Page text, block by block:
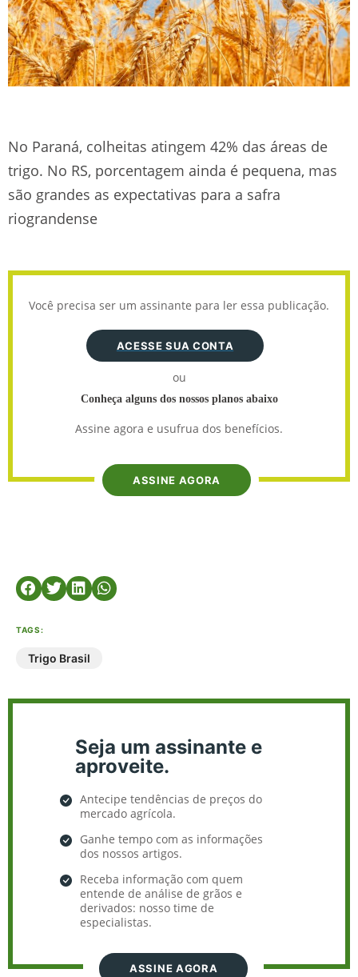
No Paraná, colheitas atingem 42% das áreas de
trigo. No RS, porcentagem ainda é pequena, mas
são grandes as expectativas para a safra
riograndense
Você precisa ser um assinante para ler essa publicação.
ACESSE SUA CONTA
ou
Conheça alguns dos nossos planos abaixo
Assine agora e usufrua dos benefícios.
ASSINE AGORA
TAGS:
Trigo Brasil
Seja um assinante e
aproveite.
Antecipe tendências de preços do
mercado agrícola.
Ganhe tempo com as informações
dos nossos artigos.
Receba informação com quem
entende de análise de grãos e
derivados: nosso time de
especialistas.
ASSINE AGORA